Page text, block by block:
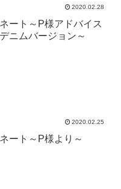
2020.02.28
ート～P様アドバイス
ニムバージョン～
2020.02.25
ート～P様より～